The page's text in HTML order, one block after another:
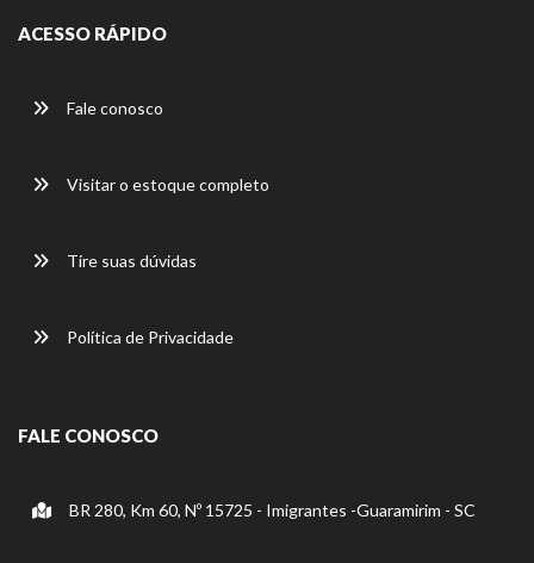
ACESSO RÁPIDO
Fale conosco
Visitar o estoque completo
Tire suas dúvidas
Política de Privacidade
FALE CONOSCO
BR 280, Km 60, Nº 15725 - Imigrantes -Guaramirim - SC